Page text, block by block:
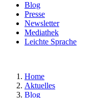
Blog
Presse
Newsletter
Mediathek
Leichte Sprache
Home
Aktuelles
Blog